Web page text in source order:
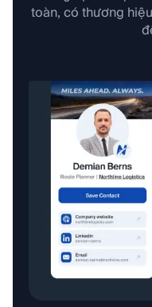
toàn, có thương